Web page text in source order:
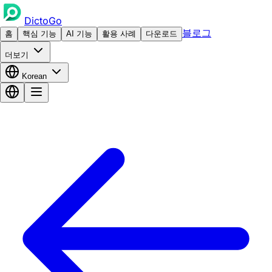
DictoGo
홈 핵심 기능 AI 기능 활용 사례 다운로드 블로그
더보기
Korean